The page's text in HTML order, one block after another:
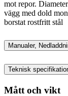
mot repor.
vägg med dold
borstat rostfritt stål
Manualer,
Teknisk
Mått och vikt